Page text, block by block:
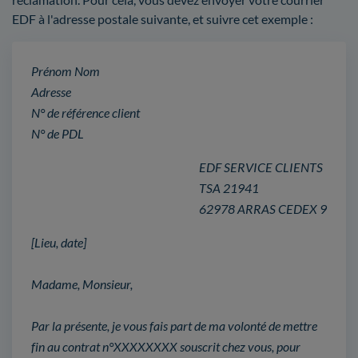
EDF à l'adresse postale suivante, et suivre cet exemple :
Prénom Nom
Adresse
N° de référence client
N° de PDL
EDF SERVICE CLIENTS
TSA 21941
62978 ARRAS CEDEX 9
[Lieu, date]
Madame, Monsieur,
Par la présente, je vous fais part de ma volonté de mettre
fin au contrat n°XXXXXXXX souscrit chez vous, pour